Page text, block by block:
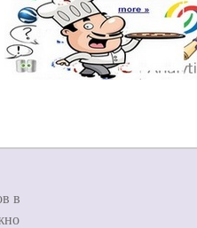
в